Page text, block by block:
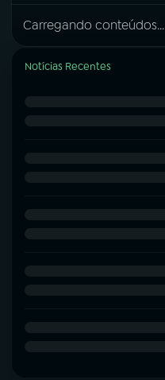
Carregando conteúdos...
Notícias Recentes